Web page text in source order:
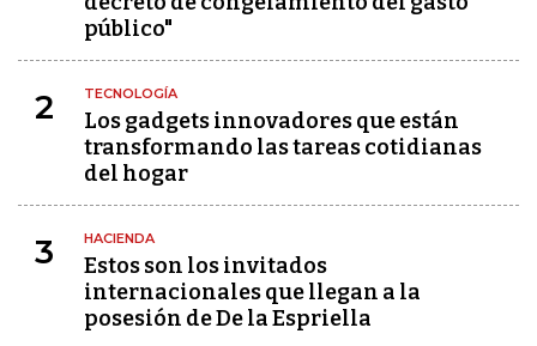
público"
2 TECNOLOGÍA
Los gadgets innovadores que están
transformando las tareas cotidianas
del hogar
3 HACIENDA
Estos son los invitados
internacionales que llegan a la
posesión de De la Espriella